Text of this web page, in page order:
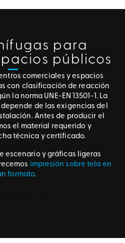
para
públicos
comerciales y espacios
con clasificación de reacción
la norma UNE-EN 13501-1. La
de las exigencias del
Antes de producir el
el material requerido y
técnica y certificado.
escenario y gráficas ligeras
impresión sobre tela en
formato.